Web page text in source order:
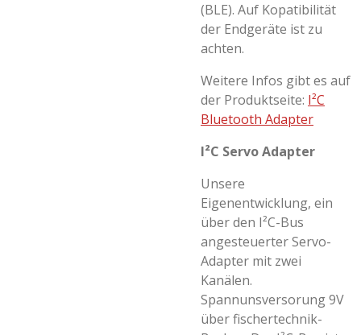
(BLE). Auf Kopatibilität
der Endgeräte ist zu
achten.
Weitere Infos gibt es auf
der Produktseite: I²C
Bluetooth Adapter
I²C Servo Adapter
Unsere
Eigenentwicklung, ein
über den I²C-Bus
angesteuerter Servo-
Adapter mit zwei
Kanälen.
Spannunsversorung 9V
über fischertechnik-